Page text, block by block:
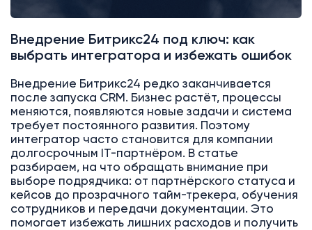
Внедрение Битрикс24 под ключ: как
выбрать интегратора и избежать ошибок
Внедрение Битрикс24 редко заканчивается
после запуска CRM. Бизнес растёт, процессы
меняются, появляются новые задачи и система
требует постоянного развития. Поэтому
интегратор часто становится для компании
долгосрочным IT-партнёром. В статье
разбираем, на что обращать внимание при
выборе подрядчика: от партнёрского статуса и
кейсов до прозрачного тайм-трекера, обучения
сотрудников и передачи документации. Это
помогает избежать лишних расходов и получить